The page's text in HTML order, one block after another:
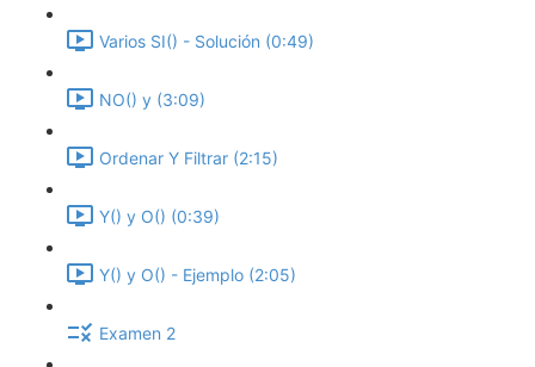
Varios SI() - Solución (0:49)
NO() y (3:09)
Ordenar Y Filtrar (2:15)
Y() y O() (0:39)
Y() y O() - Ejemplo (2:05)
Examen 2